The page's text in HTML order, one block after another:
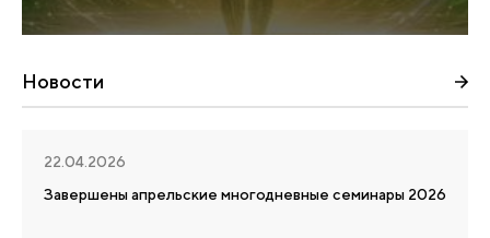
Новости
22.04.2026
Завершены апрельские многодневные семинары 2026